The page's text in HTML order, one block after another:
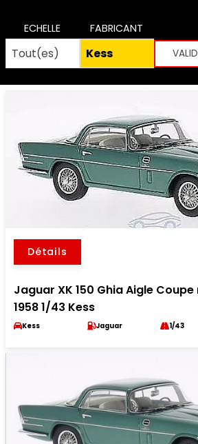
ECHELLE
FABRICANT
Détails
Jaguar XK 150 Ghia Aigle
1958 1/43 Kess
Kess Jaguar 1/43